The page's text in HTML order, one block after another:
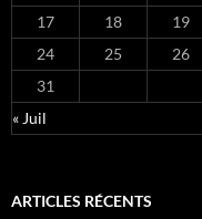
17
18 19
24
25 26
31
« Juil
ARTICLES RÉCENTS